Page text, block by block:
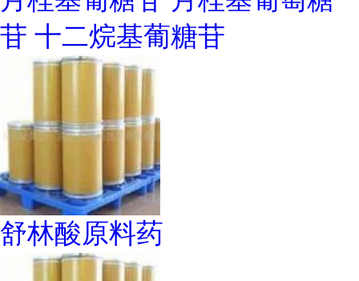
苷 十二烷基葡糖苷
舒林酸原料药